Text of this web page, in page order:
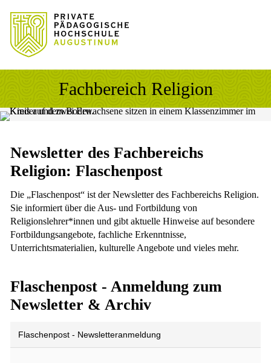
Sprung zum Hauptinhalt
Sprung zur Fusszeile
Fachbereich Religion
Newsletter des Fachbereichs
Religion: Flaschenpost
Die „Flaschenpost“ ist der Newsletter des Fachbereichs Religion.
Sie informiert über die Aus- und Fortbildung von
Religionslehrer*innen und gibt aktuelle Hinweise auf besondere
Fortbildungsangebote, fachliche Erkenntnisse,
Unterrichtsmaterialien, kulturelle Angebote und vieles mehr.
Flaschenpost - Anmeldung zum
Newsletter & Archiv
Flaschenpost - Newsletteranmeldung